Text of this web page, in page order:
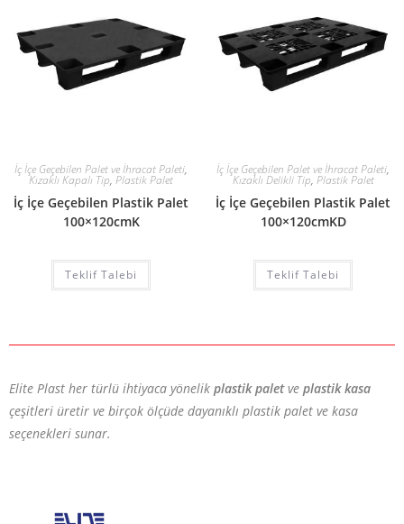
İç İçe Geçebilen Palet ve İhracat Paleti,
Kızaklı Kapalı Tip, Plastik Palet
İç İçe Geçebilen Plastik Palet
100×120cmK
Teklif Talebi
İç İçe Geçebilen Palet ve İhracat Paleti,
Kızaklı Delikli Tip, Plastik Palet
İç İçe Geçebilen Plastik Palet
100×120cmKD
Teklif Talebi
Elite Plast her türlü ihtiyaca yönelik plastik paletve plastik kasa
çeşitleri üretir ve birçok ölçüde dayanıklı plastik palet ve kasa
seçenekleri sunar.